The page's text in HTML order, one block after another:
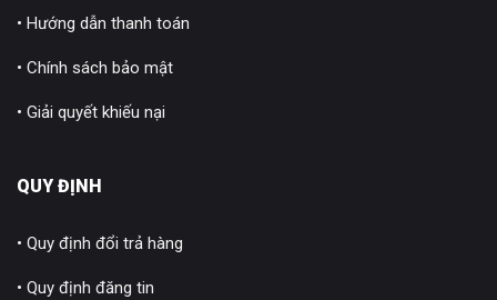
• Hướng dẫn thanh toán
• Chính sách bảo mật
• Giải quyết khiếu nại
QUY ĐỊNH
• Quy định đổi trả hàng
• Quy định đăng tin